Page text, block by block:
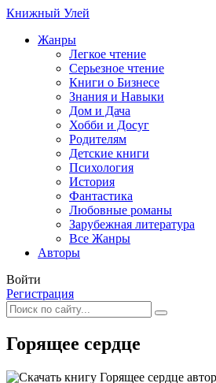
Книжный Улей
Жанры
Легкое чтение
Серьезное чтение
Книги о Бизнесе
Знания и Навыки
Дом и Дача
Хобби и Досуг
Родителям
Детские книги
Психология
История
Фантастика
Любовные романы
Зарубежная литература
Все Жанры
Авторы
Войти
Регистрация
Горящее сердце